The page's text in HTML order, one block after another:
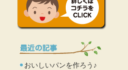
おいしいパンを作ろう♪